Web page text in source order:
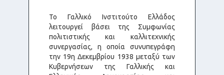
Το Γαλλικό Ινστιτούτο Ελλάδος
λειτουργεί βάσει της Συμφωνίας
πολιτιστικής και καλλιτεχνικής
συνεργασίας, η οποία συνυπεγράφη
την 19η Δεκεμβρίου 1938 μεταξύ των
Κυβερνήσεων της Γαλλικής και